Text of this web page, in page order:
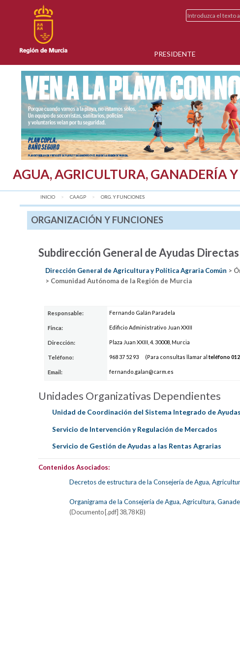
PRESIDENTE
AGUA, AGRICULTURA, GANADERÍA Y
INICIO CAAGP AQUÍ:
ORG. Y FUNCIONES
ORGANIZACIÓN Y FUNCIONES
Subdirección General de Ayudas Directas
Dirección General de Agricultura y Política Agraria Común >
> Comunidad Autónoma de la Región de Murcia
Responsable: Fernando Galán Paradela
Finca: Edificio Administrativo Juan XXIII
Dirección: Plaza Juan XXIII, 4. 30008, Murcia
Teléfono: 968 37 52 93 (Para consultas llamar alteléfono
Email: fernando .ga lan@carm.es
Unidades Organizativas Dependientes
Unidad de Coordinación del Sistema Integrado de Ayudas
Servicio de Intervención y Regulación de Mercados
Servicio de Gestión de Ayudas a las Rentas Agrarias
Contenidos Asociados:
Decretos de estructura de la Consejería de Agua,
Organigrama de la Consejería de Agua, Agricultura,
(Documento [.pdf] 38,78 KB)